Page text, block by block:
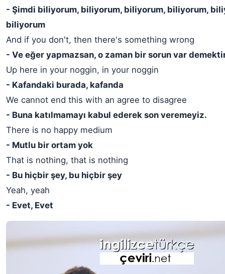
- Şimdi biliyorum, biliyorum, biliyorum, biliyorum,
biliyorum
And if you don't, then there's something wrong
- Ve eğer yapmazsan, o zaman bir sorun var
Up here in your noggin, in your noggin
- Kafandaki burada, kafanda
We cannot end this with an agree to disagree
- Buna katılmamayı kabul ederek son veremeyiz.
There is no happy medium
- Mutlu bir ortam yok
That is nothing, that is nothing
- Bu hiçbir şey, bu hiçbir şey
Yeah, yeah
- Evet, Evet